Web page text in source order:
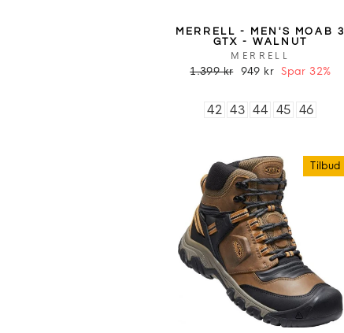
MERRELL - MEN'S MOAB 3
GTX - WALNUT
MERRELL
1.399 kr 949 kr Spar 32%
42 43 44 45 46
Tilbud